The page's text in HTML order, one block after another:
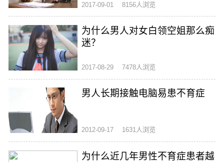
2017-09-01 8156人浏览
为什么男人对女白领空姐那么痴
迷？
2017-08-29 7478人浏览
男人长期接触电脑易患不育症
2012-09-17 1631人浏览
为什么近几年男性不育症患者越